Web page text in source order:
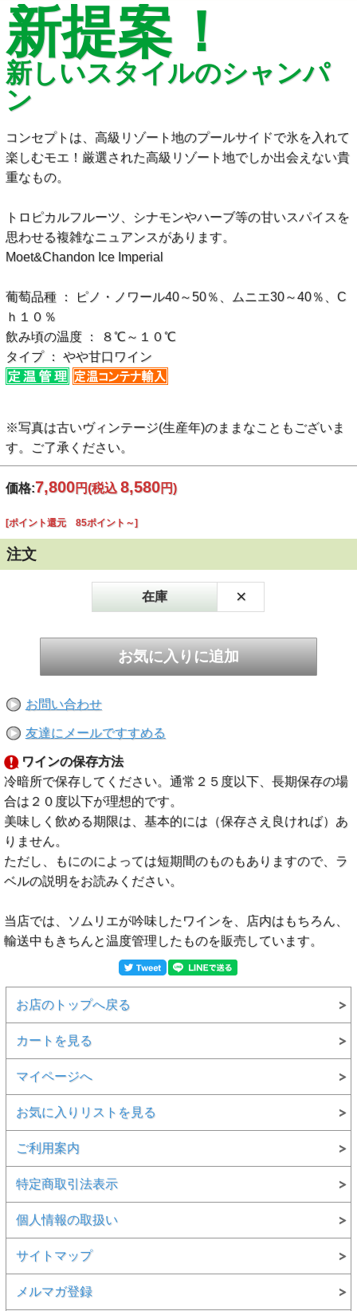
新提案！
新しいスタイルのシャンパ
ン
コンセプトは、高級リゾート地のプールサイドで氷を入れて
楽しむモエ！厳選された高級リゾート地でしか出会えない貴
重なもの。
トロピカルフルーツ、シナモンやハーブ等の甘いスパイスを
思わせる複雑なニュアンスがあります。
Moet&Chandon Ice Imperial
葡萄品種 ： ピノ・ノワール40～50％、ムニエ30～40％、C
ｈ１０％
飲み頃の温度 ： ８℃～１０℃
タイプ ： やや甘口ワイン
※写真は古いヴィンテージ(生産年)のままなこともございま
す。ご了承ください。
価格:7,800円(税込 8,580円)
[ポイント還元 85ポイント～]
注文
在庫 ×
お問い合わせ
友達にメールですすめる
ワインの保存方法
冷暗所で保存してください。通常２５度以下、長期保存の場
合は２０度以下が理想的です。
美味しく飲める期限は、基本的には（保存さえ良ければ）あ
りません。
ただし、もにのによっては短期間のものもありますので、ラ
ベルの説明をお読みください。
当店では、ソムリエが吟味したワインを、店内はもちろん、
輸送中もきちんと温度管理したものを販売しています。
お店のトップへ戻る
カートを見る
マイページへ
お気に入りリストを見る
ご利用案内
特定商取引法表示
個人情報の取扱い
サイトマップ
メルマガ登録